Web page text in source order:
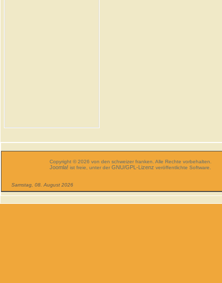
Copyright © 2026 von den schweizer franken. Alle Rechte vorbehalten.
Joomla! ist freie, unter derGNU/GPL-Lizenz veröffentlichte Software.
Samstag, 08. August 2026